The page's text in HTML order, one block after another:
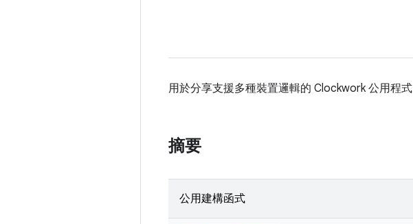
用於分享支援多種裝置邏輯的 Clockwork 公用程式
摘要
公用建構函式